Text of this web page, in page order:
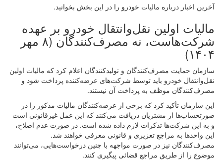
آخرین اخبار درباره مالیات خودرو را در این بخش بخوانید.
مالیات اولین نقل‌وانتقال خودرو بر عهده
شرکت‌هاست، نه مصرف‌کنندگان (۸ مهر
۱۴۰۴)
سازمان حمایت مصرف‌کنندگان و تولیدکنندگان اعلام کرد که مالیات اولین
نقل‌وانتقال خودرو باید توسط شرکت‌های عرضه‌کننده پرداخت شود و
مصرف‌کنندگان موظف به پرداخت آن نیستند.
این سازمان تأکید کرد که برخی از عرضه‌کنندگان مالیات مذکور را در
صورتحساب‌ها از مشتریان دریافت می‌کنند که این عمل غیرقانونی است
و به این شرکت‌ها تذکرات لازم داده شده است. در صورت عدم اصلاح،
این واحدها به مراجع تعزیری و قانونی معرفی خواهند شد.
مصرف‌کنندگان نیز در صورت مواجهه با چنین درخواست‌هایی، می‌توانند
موضوع را از طریق مراجع قضائی پیگیری کنند.